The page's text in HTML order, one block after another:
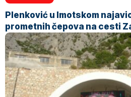
Plenković u Imotskom
prometnih čepova na cesti